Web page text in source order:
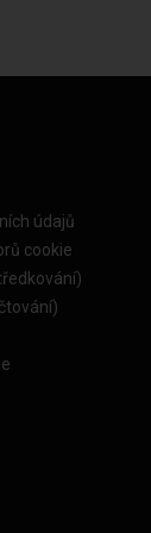
údajů
cookie